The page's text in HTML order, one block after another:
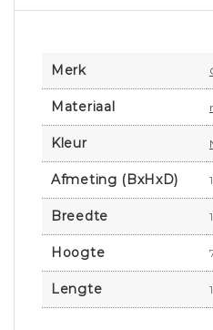
Merk
Materiaal
Kleur
Afmeting (BxHxD)
Breedte
Hoogte
Lengte